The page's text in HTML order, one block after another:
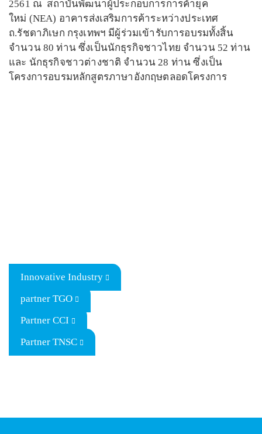
2561 ณ สถาบันพัฒนาผู้ประกอบการการค้ายุค
ใหม่ (NEA) อาคารส่งเสริมการค้าระหว่างประเทศ
ถ.รัชดาภิเษก กรุงเทพฯ มีผู้ร่วมเข้ารับการอบรมทั้งสิ้น
จำนวน 80 ท่าน ซึ่งเป็นนักธุรกิจชาวไทย จำนวน 52 ท่าน
และ นักธุรกิจชาวต่างชาติ จำนวน 28 ท่าน ซึ่งเป็น
โครงการอบรมหลักสูตรภาษาอังกฤษตลอดโครงการ
Innovative Industry
partner TGO
Partner CCI
Partner TNSC